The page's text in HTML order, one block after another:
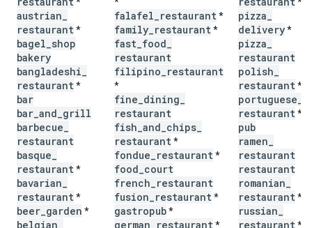
austrian
restaurant*
bagel shop
bakery
bangladeshi
restaurant*
bar
bar and grill
barbecue
restaurant
basque
restaurant*
bavarian
restaurant*
beer garden *
belgian
falafel restaurant*
family restaurant*
fast food
restaurant
filipino restaurant
*
fine dining
restaurant
fish and chips
restaurant*
fondue restaurant*
food court
french restaurant
fusion restaurant*
gastropub*
german restaurant*
pizza
delivery*
pizza
restaurant
polish
restaurant*
portuguese
restaurant*
pub
ramen
restaurant
restaurant
romanian
restaurant*
russian
restaurant*